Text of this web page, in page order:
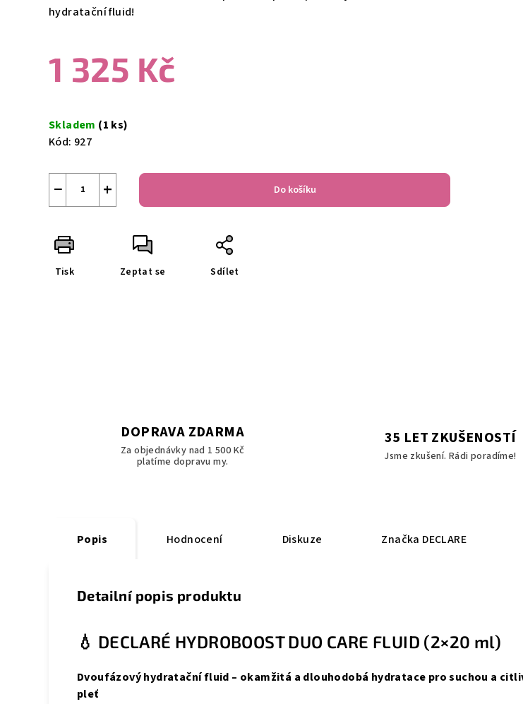
je
0,0
5
hvězdiček.
hydratační fluid!
1 325 Kč
cena:
Skladem (1 ks)
Kód: 927
+
− Do košíku
Tisk Zeptat se Sdílet
DOPRAVA ZDARMA
Za objednávky nad 1 500 Kč
platíme dopravu my.
35 LET ZKUŠENOSTÍ
Jsme zkušení. Rádi poradíme!
Popis Hodnocení Diskuze Značka DECLARE
Detailní popis produktu
💧 DECLARÉ HYDROBOOST DUO CARE FLUID (2×20 ml)
Dvoufázový hydratační fluid – okamžitá a dlouhodobá hydratace pro suchou a
pleť